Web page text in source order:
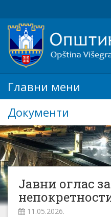
Главни мени
Документи
Јавни оглас
11.05.2026.